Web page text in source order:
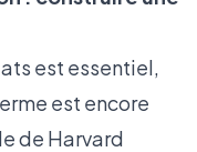
est essentiel,
est encore
de Harvard